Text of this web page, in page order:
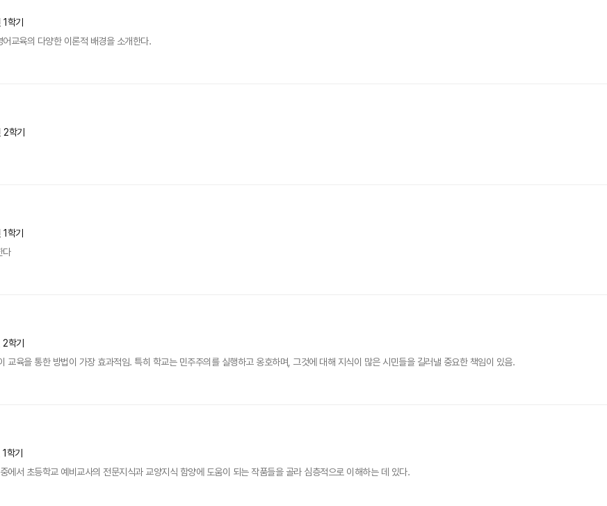
학기
교육의 다양한 이론적 배경을 소개한다.
학기
학기
다
학기
교육을 통한 방법이 가장 효과적임. 특히 학교는 민주주의를 실행하고 옹호하며, 그것에 대해 지식이 많은 시민들을 길러낼 중요한 책임이 있음.
학기
에서 초등학교 예비교사의 전문지식과 교양지식 함양에 도움이 되는 작품들을 골라 심층적으로 이해하는 데 있다.